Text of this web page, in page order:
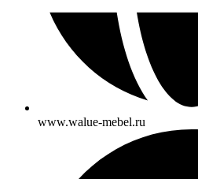
www.walue-mebel.ru